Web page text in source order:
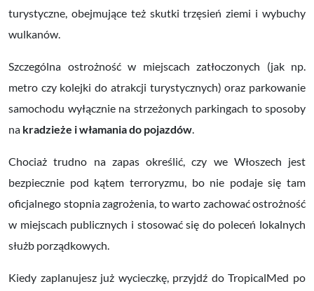
turystyczne, obejmujące też skutki trzęsień ziemi i wybuchy
wulkanów.
Szczególna ostrożność w miejscach zatłoczonych (jak np.
metro czy kolejki do atrakcji turystycznych) oraz parkowanie
samochodu wyłącznie na strzeżonych parkingach to sposoby
na kradzieże i włamania do pojazdów.
Chociaż trudno na zapas określić, czy we Włoszech jest
bezpiecznie pod kątem terroryzmu, bo nie podaje się tam
oficjalnego stopnia zagrożenia, to warto zachować ostrożność
w miejscach publicznych i stosować się do poleceń lokalnych
służb porządkowych.
Kiedy zaplanujesz już wycieczkę, przyjdź do TropicalMed po